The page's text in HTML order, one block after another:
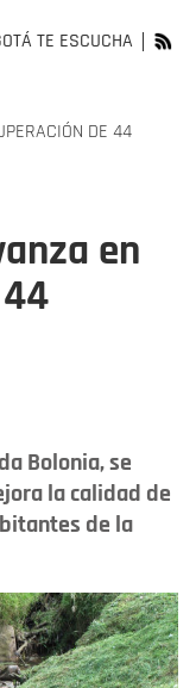
TE ESCUCHA
DE 44
en
Bolonia, se
la calidad de
de la